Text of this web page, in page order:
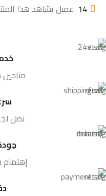
14 عميل يشاهد هذا
نصل
إهتمام